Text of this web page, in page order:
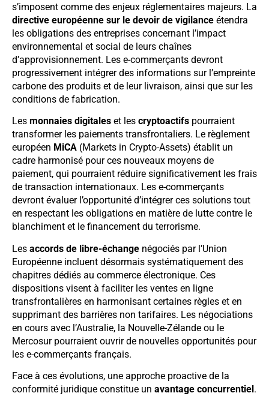
s’imposent comme des enjeux réglementaires majeurs. La
directive européenne sur le devoir de vigilance étendra
les obligations des entreprises concernant l’impact
environnemental et social de leurs chaînes
d’approvisionnement. Les e-commerçants devront
progressivement intégrer des informations sur l’empreinte
carbone des produits et de leur livraison, ainsi que sur les
conditions de fabrication.
Les monnaies digitales et les cryptoactifs pourraient
transformer les paiements transfrontaliers. Le règlement
européen MiCA (Markets in Crypto-Assets) établit un
cadre harmonisé pour ces nouveaux moyens de
paiement, qui pourraient réduire significativement les frais
de transaction internationaux. Les e-commerçants
devront évaluer l’opportunité d’intégrer ces solutions tout
en respectant les obligations en matière de lutte contre le
blanchiment et le financement du terrorisme.
Les accords de libre-échange négociés par l’Union
Européenne incluent désormais systématiquement des
chapitres dédiés au commerce électronique. Ces
dispositions visent à faciliter les ventes en ligne
transfrontalières en harmonisant certaines règles et en
supprimant des barrières non tarifaires. Les négociations
en cours avec l’Australie, la Nouvelle-Zélande ou le
Mercosur pourraient ouvrir de nouvelles opportunités pour
les e-commerçants français.
Face à ces évolutions, une approche proactive de la
conformité juridique constitue un avantage concurrentiel.